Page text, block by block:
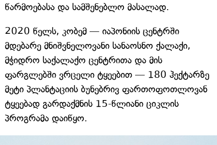
წარმოებასა და სამშენებლო მასალად.
2020 წელს, კობემ — იაპონიის ცენტრში
მდებარე მნიშვნელოვანი სანაოსნო ქალაქი,
მჭიდრო საქალაქო ცენტრითა და მის
ფარგლებში ვრცელი ტყეებით — 180 ჰექტარზე
მეტი პლანტაციის ბუნებრივ ფართოფოთლოვან
ტყეებად გარდაქმნის 15-წლიანი ციკლის
პროგრამა დაიწყო.